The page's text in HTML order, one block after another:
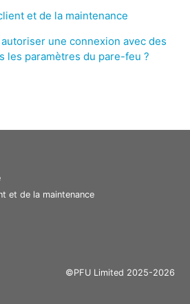
et de la maintenance
une connexion avec des
les paramètres du pare-feu ?
et de la maintenance
©PFU Limited 2025-2026